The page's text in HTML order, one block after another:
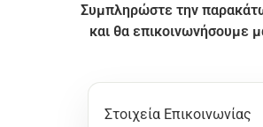
Συμπληρώστε την
και θα επικοινωνήσουμε
Στοιχεία Επικοινωνίας